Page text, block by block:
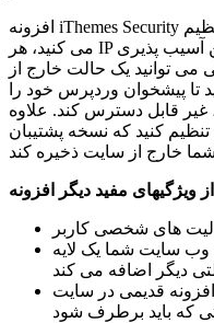
افزونه iThemes Security بر اساس محدودیت هایی که خودتان تنظیم
می کنید، هر IP مشکوکی که سایت شما را برای یافتن آسیب پذیری
توانید یک حالت خارج از
پیشخوان وردپرس خود را
غیر قابل دسترس کند. علاوه
کنید که نسخه پشتیبان
ویژگیهای مفید دیگر افزونه
که به وب سایت شما یک لایه
قدیمی در سایت